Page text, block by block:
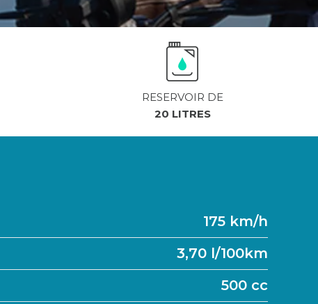
RESERVOIR DE
20 LITRES
175 km/h
3,70 l/100km
500 cc